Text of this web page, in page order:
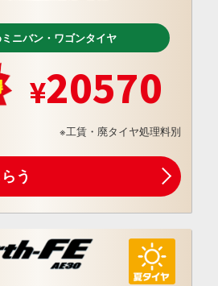
ニバン・ワゴンタイヤ
20570
※工賃・廃タイヤ処理料別
う